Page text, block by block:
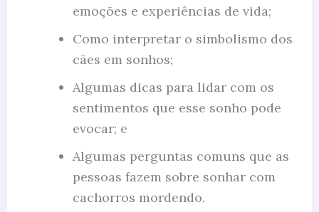
emoções e experiências de vida;
Como interpretar o simbolismo dos
cães em sonhos;
Algumas dicas para lidar com os
sentimentos que esse sonho pode
evocar; e
Algumas perguntas comuns que as
pessoas fazem sobre sonhar com
cachorros mordendo.